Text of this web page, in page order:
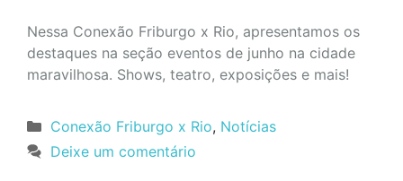
Nessa Conexão Friburgo x Rio, apresentamos os
destaques na seção eventos de junho na cidade
maravilhosa. Shows, teatro, exposições e mais!
Categorias
Conexão Friburgo x Rio, Notícias
Deixe um comentário